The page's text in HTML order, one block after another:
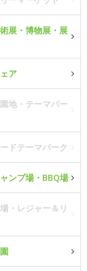
展・博物展・展
ア
地・テーマパー
ドテーマパーク
ンプ場・BBQ場
・レジャー＆リ